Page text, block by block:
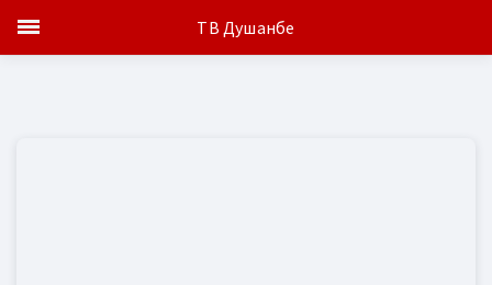
ТВ Душанбе